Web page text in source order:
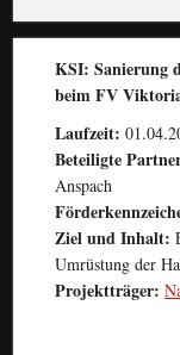
KSI: Sanierung
beim FV
Laufzeit:
Beteiligte
Anspach
Ziel und Inhalt:
Umrüstung der
Projektträger: